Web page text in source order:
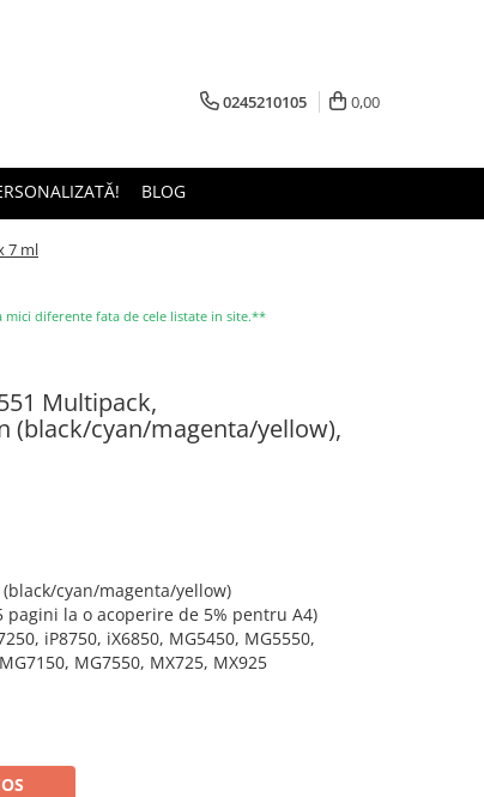
0245210105 0,00
BLOG
7 ml
mici diferente fata de cele listate in site.**
Multipack,
(black/cyan/magenta/yellow),
cyan/magenta/yellow)
pagini la o acoperire de 5% pentru A4)
iP8750, iX6850, MG5450, MG5550,
MG7550, MX725, MX925